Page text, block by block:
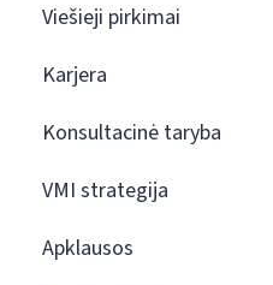
Viešieji pirkimai
Karjera
Konsultacinė taryba
VMI strategija
Apklausos